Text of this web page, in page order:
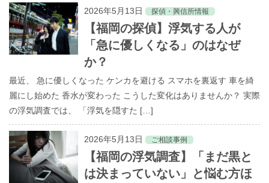
ご利用の流れ
お客様の声
2026年5月13日 探偵・興信所情報
【福岡の探偵】浮気する人が
「急に優しくなる」のはなぜ
か？
最近、 急に優しくなった ケンカを避ける スマホを裏返す 車を綺
麗にし始めた 香水が変わった こうした変化はありませんか？ 実際
の浮気調査では、 「浮気を隠すた […]
2026年5月13日 ご相談事例
【福岡の浮気調査】「まだ黒と
は決まっていない」と悩む方ほ